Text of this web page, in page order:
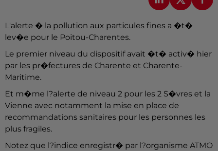
L'alerte � la pollution aux particules fines a �t�
lev�e pour le Poitou-Charentes.
Le premier niveau du dispositif avait �t� activ� hier
par les pr�fectures de Charente et Charente-
Maritime.
Et m�me l?alerte de niveau 2 pour les 2 S�vres et la
Vienne avec notamment la mise en place de
recommandations sanitaires pour les personnes les
plus fragiles.
Notez que l?indice enregistr� par l?organisme ATMO